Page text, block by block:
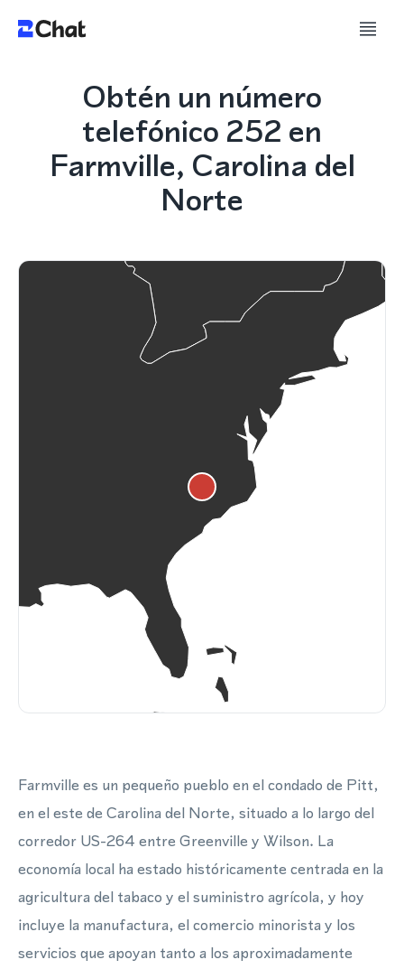
Obtén un número
telefónico 252 en
Farmville, Carolina del
Norte
Farmville es un pequeño pueblo en el condado de Pitt,
en el este de Carolina del Norte, situado a lo largo del
corredor US-264 entre Greenville y Wilson. La
economía local ha estado históricamente centrada en la
agricultura del tabaco y el suministro agrícola, y hoy
incluye la manufactura, el comercio minorista y los
servicios que apoyan tanto a los aproximadamente